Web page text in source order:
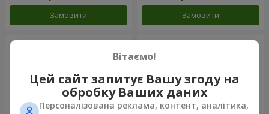
Замовити Замовити
Вітаємо!
Цей сайт запитує Вашу згоду на
обробку Ваших даних
Персоналізована реклама, контент, аналітика,